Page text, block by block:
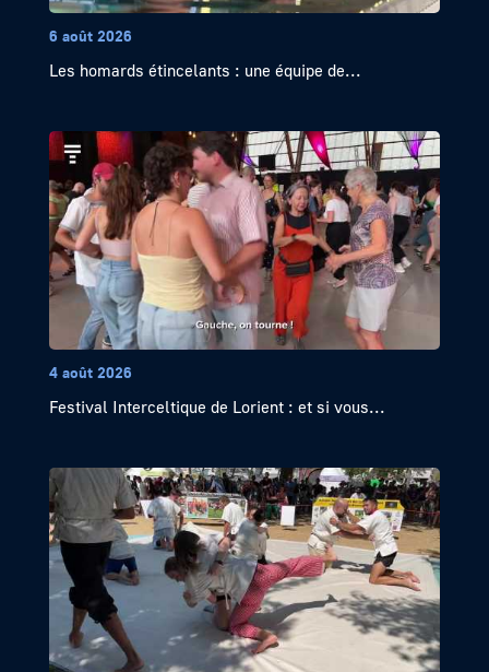
6 août 2026
Les homards étincelants : une équipe de...
4 août 2026
Festival Interceltique de Lorient : et si vous...